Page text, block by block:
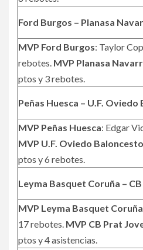
Ford Burgos – Planasa
MVP Ford Burgos: Taylor
rebotes. MVP Planasa
ptos y 3 rebotes.
Peñas Huesca – U.F.
MVP Peñas Huesca: Edgar
MVP U.F. Oviedo Baloncesto
ptos y 6 rebotes.
Leyma Basquet Coruña –
MVP Leyma Basquet Coruña
17 rebotes. MVP CB Prat
ptos y 4 asistencias.